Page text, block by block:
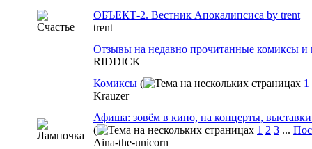
ОБЪЕКТ-2. Вестник Апокалипсиса by trent
trent
Отзывы на недавно прочитанные комиксы и
RIDDICK
Комиксы (
1
Krauzer
Афиша: зовём в кино, на концерты,
(
1 2 3 ...
Aina-the-unicorn